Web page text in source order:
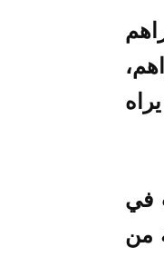
اليوم متأرجحاً ما بين 11 و12 دراهم،
في
من